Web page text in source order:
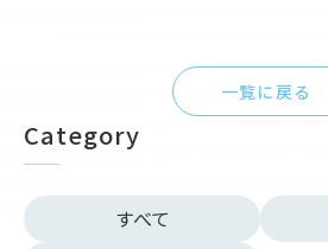
Category
すべて
一覧に戻る